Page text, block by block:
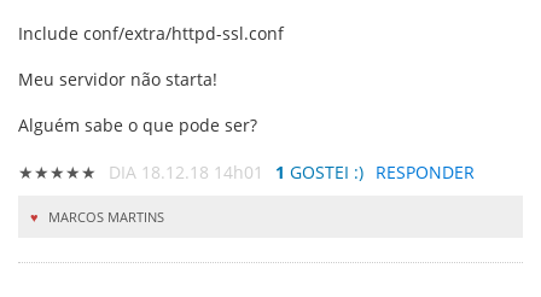
Include conf/extra/httpd-ssl.conf
Meu servidor não starta!
Alguém sabe o que pode ser?
★★★★★ DIA 18.12.18 14h01 1 GOSTEI :) RESPONDER
MARCOS MARTINS